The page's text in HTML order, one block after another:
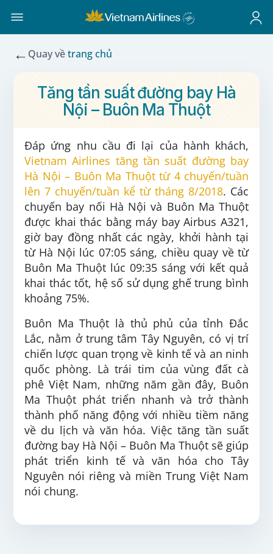
← Quay vềtrang chủ
Tăng tần suất đường bay Hà
Nội – Buôn Ma Thuột
Đáp ứng nhu cầu đi lại của hành khách,
Vietnam Airlines tăng tần suất đường bay
Hà Nội – Buôn Ma Thuột từ 4 chuyến/tuần
lên 7 chuyến/tuần kể từ tháng 8/2018. Các
chuyến bay nối Hà Nội và Buôn Ma Thuột
được khai thác bằng máy bay Airbus A321,
giờ bay đồng nhất các ngày, khởi hành tại
từ Hà Nội lúc 07:05 sáng, chiều quay về từ
Buôn Ma Thuột lúc 09:35 sáng với kết quả
khai thác tốt, hệ số sử dụng ghế trung bình
khoảng 75%.
Buôn Ma Thuột là thủ phủ của tỉnh Đắc
Lắc, nằm ở trung tâm Tây Nguyên, có vị trí
chiến lược quan trọng về kinh tế và an ninh
quốc phòng. Là trái tim của vùng đất cà
phê Việt Nam, những năm gần đây, Buôn
Ma Thuột phát triển nhanh và trở thành
thành phố năng động với nhiều tiềm năng
về du lịch và văn hóa. Việc tăng tần suất
đường bay Hà Nội – Buôn Ma Thuột sẽ giúp
phát triển kinh tế và văn hóa cho Tây
Nguyên nói riêng và miền Trung Việt Nam
nói chung.